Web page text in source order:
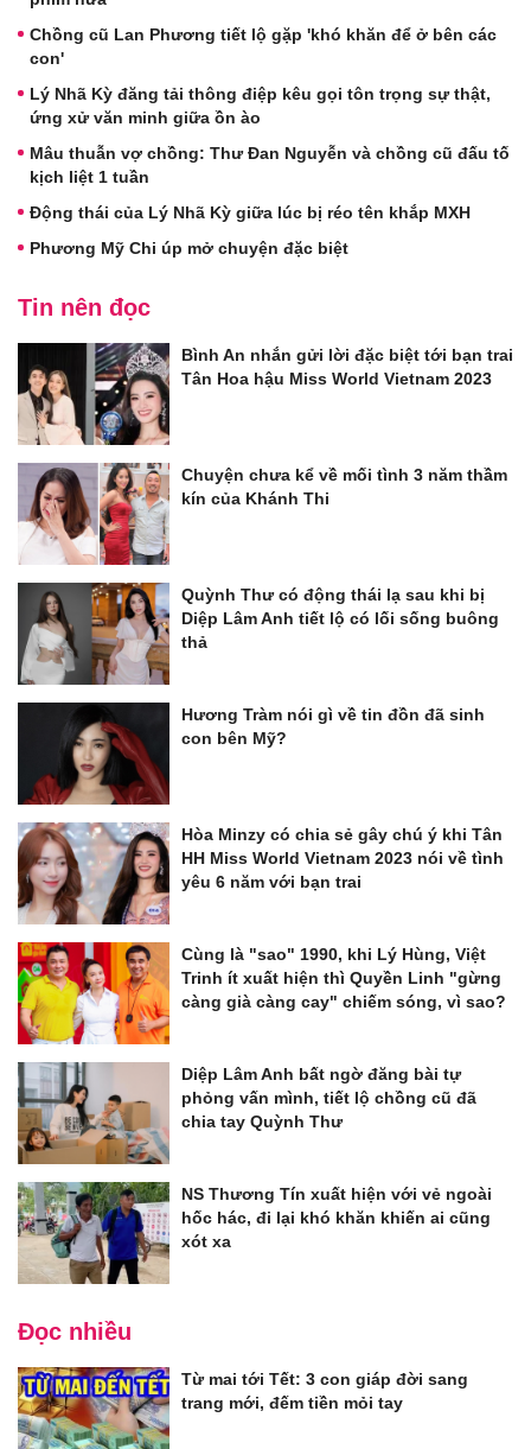
Chồng cũ Lan Phương tiết lộ gặp 'khó khăn để ở bên các
con'
Lý Nhã Kỳ đăng tải thông điệp kêu gọi tôn trọng sự thật,
ứng xử văn minh giữa ồn ào
Mâu thuẫn vợ chồng: Thư Đan Nguyễn và chồng cũ đấu tố
kịch liệt 1 tuần
Động thái của Lý Nhã Kỳ giữa lúc bị réo tên khắp MXH
Phương Mỹ Chi úp mở chuyện đặc biệt
Tin nên đọc
Bình An nhắn gửi lời đặc biệt tới bạn trai
Tân Hoa hậu Miss World Vietnam 2023
Chuyện chưa kể về mối tình 3 năm thầm
kín của Khánh Thi
Quỳnh Thư có động thái lạ sau khi bị
Diệp Lâm Anh tiết lộ có lối sống buông
thả
Hương Tràm nói gì về tin đồn đã sinh
con bên Mỹ?
Hòa Minzy có chia sẻ gây chú ý khi Tân
HH Miss World Vietnam 2023 nói về tình
yêu 6 năm với bạn trai
Cùng là "sao" 1990, khi Lý Hùng, Việt
Trinh ít xuất hiện thì Quyền Linh "gừng
càng già càng cay" chiếm sóng, vì sao?
Diệp Lâm Anh bất ngờ đăng bài tự
phỏng vấn mình, tiết lộ chồng cũ đã
chia tay Quỳnh Thư
NS Thương Tín xuất hiện với vẻ ngoài
hốc hác, đi lại khó khăn khiến ai cũng
xót xa
Đọc nhiều
Từ mai tới Tết: 3 con giáp đời sang
trang mới, đếm tiền mỏi tay